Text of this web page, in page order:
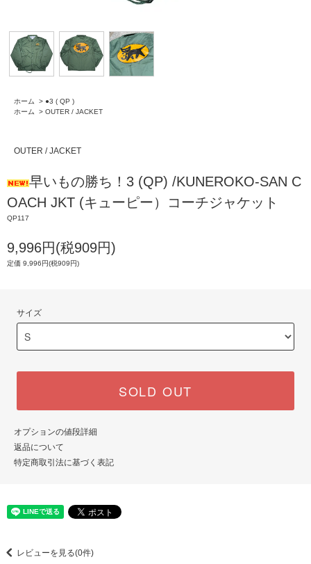
ホーム > ●3 ( QP )
ホーム
> OUTER / JACKET
OUTER / JACKET
早いもの勝ち！3 (QP) /KUNEROKO-SAN C
OACH JKT (キューピー）コーチジャケット
QP117
9,996円(税909円)
定価 9,996円(税909円)
サイズ
SOLD OUT
オプションの値段詳細
返品について
特定商取引法に基づく表記
レビューを見る(0件)